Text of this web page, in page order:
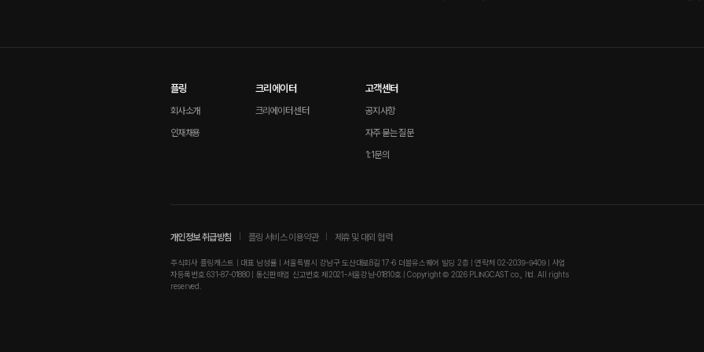
플링
회사소개
인재채용
크리에이터
크리에이터 센터
고객센터
공지사항
자주 묻는 질문
1:1문의
개인정보 취급방침 플링 서비스 이용약관 제휴 및 대외 협력
주식회사 플링캐스트 | 대표 남성률 | 서울특별시 강남구 도산대로8길 17-6 더블유스퀘어 빌딩 2층 | 연락처 02-2039-9409 | 사업
자등록번호 631-87-01880 | 통신판매업 신고번호 제2021-서울강남-01810호 | Copyright © 2026 PLINGCAST co., ltd. All rights
reserved.